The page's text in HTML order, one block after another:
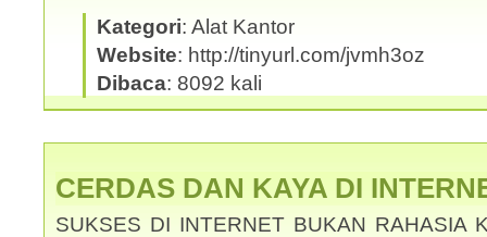
Kategori: Alat Kantor
Website: http://tinyurl.com/jvmh3oz
Dibaca: 8092 kali
CERDAS DAN KAYA DI
SUKSES DI INTERNET BUKAN RAHASIA